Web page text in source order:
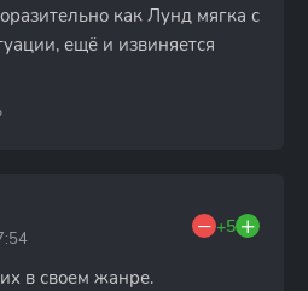
как Лунд мягка с
ещё и извиняется
+5
в своем жанре.